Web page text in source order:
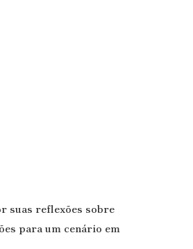
suas reflexões sobre
para um cenário em